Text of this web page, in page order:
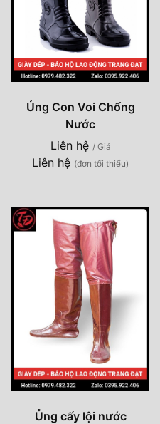
Ủng Con Voi Chống
Nước
Liên hệ / Giá
Liên hệ (đơn tối thiểu)
Ủng cấy lội nước